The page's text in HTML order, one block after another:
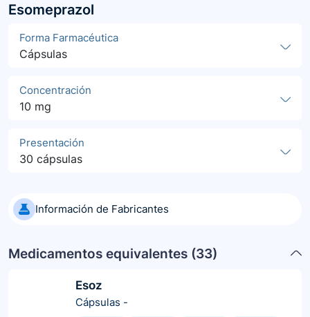
Esomeprazol
Forma Farmacéutica
Cápsulas
Concentración
10 mg
Presentación
30 cápsulas
Información de Fabricantes
Medicamentos equivalentes (33)
Esoz
Cápsulas -